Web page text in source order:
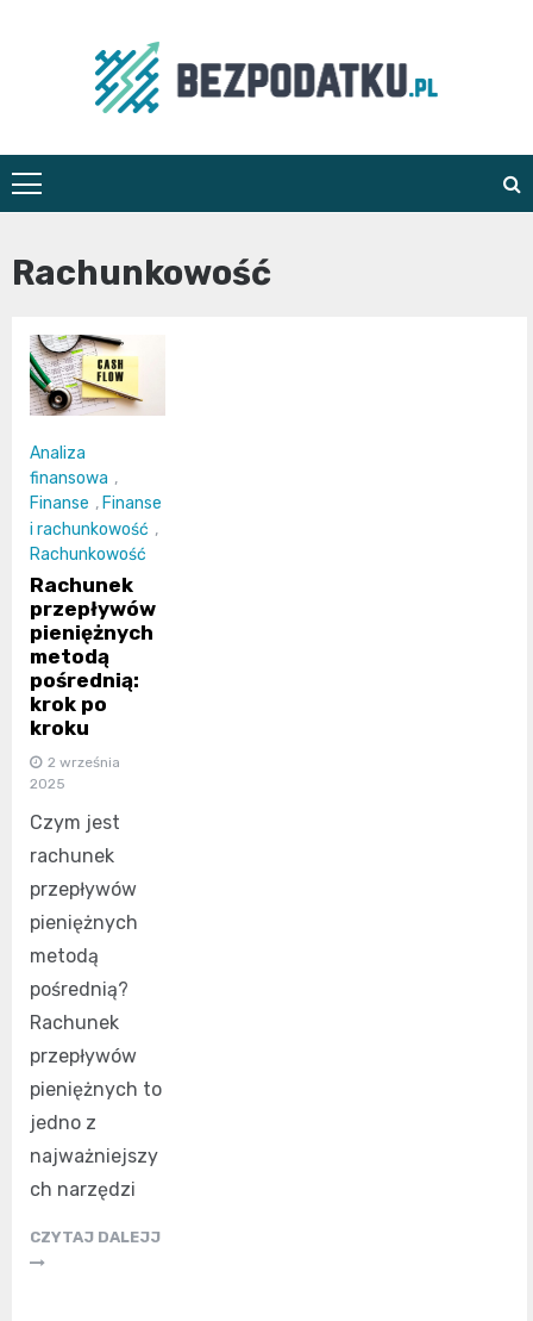
bezpodatku.pl
Rachunkowość
Analiza
finansowa ,
Finanse , Finanse
i rachunkowość ,
Rachunkowość
Rachunek
przepływów
pieniężnych
metodą
pośrednią:
krok po
kroku
2 września
2025
Czym jest
rachunek
przepływów
pieniężnych
metodą
pośrednią?
Rachunek
przepływów
pieniężnych to
jedno z
najważniejszy
ch narzędzi
CZYTAJ DALEJJ